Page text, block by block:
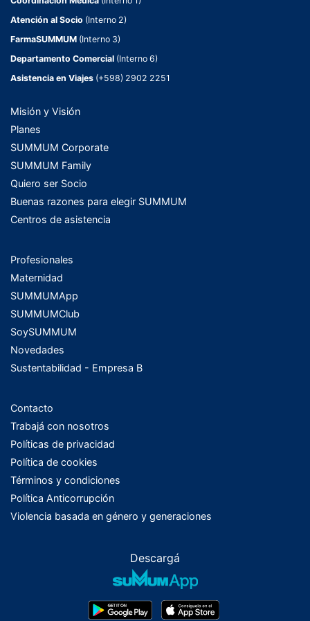
Atención al Socio (Interno 2)
FarmaSUMMUM (Interno 3)
Departamento Comercial (Interno 6)
Asistencia en Viajes (+598) 2902 2251
Misión y Visión
Planes
SUMMUM Corporate
SUMMUM Family
Quiero ser Socio
Buenas razones para elegir SUMMUM
Centros de asistencia
Profesionales
Maternidad
SUMMUMApp
SUMMUMClub
SoySUMMUM
Novedades
Sustentabilidad - Empresa B
Contacto
Trabajá con nosotros
Políticas de privacidad
Política de cookies
Términos y condiciones
Política Anticorrupción
Violencia basada en género y generaciones
Descargá